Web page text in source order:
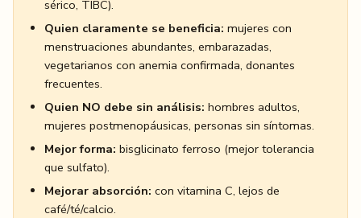
sérico, TIBC).
Quien claramente se beneficia: mujeres con
menstruaciones abundantes, embarazadas,
vegetarianos con anemia confirmada, donantes
frecuentes.
Quien NO debe sin análisis: hombres adultos,
mujeres postmenopáusicas, personas sin síntomas.
Mejor forma: bisglicinato ferroso (mejor tolerancia
que sulfato).
Mejorar absorción: con vitamina C, lejos de
café/té/calcio.